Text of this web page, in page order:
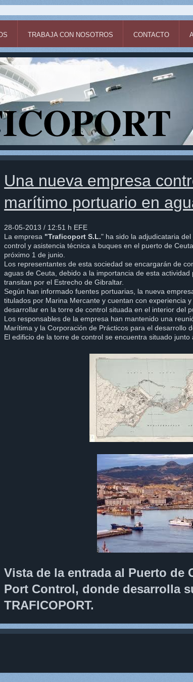
TRABAJA CON NOSOTROS CONTACTO
Una nueva empresa
marítimo portuario en
28-05-2013 / 12:51 h EFE
La empresa "Traficoport S.L." ha sido la adjudicataria
control y asistencia técnica a buques en el puerto de
próximo 1 de junio.
Los representantes de esta sociedad se encargarán de
aguas de Ceuta, debido a la importancia de esta
transitan por el Estrecho de Gibraltar.
Según han informado fuentes portuarias, la nueva
titulados por Marina Mercante y cuentan con experiencia
desarrollar en la torre de control situada en el interior del
Los responsables de la empresa han mantenido una
Marítima y la Corporación de Prácticos para el desarrollo
El edificio de la torre de control se encuentra situado junto
Vista de la entrada al Puerto de
Port Control, donde desarrolla
TRAFICOPORT.